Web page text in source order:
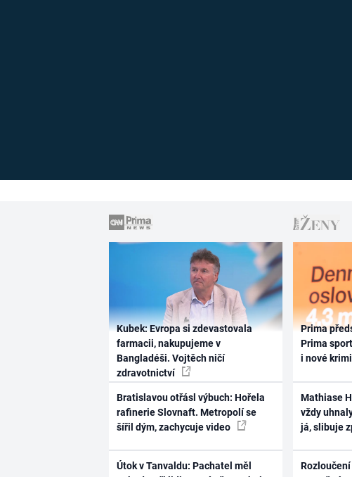
Kubek: Evropa si zdevastovala
farmacii, nakupujeme v
Bangladéši. Vojtěch ničí
zdravotnictví
Bratislavou otřásl výbuch: Hořela
rafinerie Slovnaft. Metropolí se
šířil dým, zachycuje video
Útok v Tanvaldu: Pachatel měl
Prima
Prima
i nové
Mathiase
vždy
já, slibuje